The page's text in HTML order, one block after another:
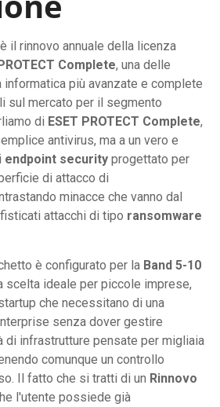
il rinnovo annuale della licenza
Complete, una delle
più avanzate e complete
sul mercato per il segmento
di ESET PROTECT Complete,
antivirus, ma a un vero e
endpoint security progettato per
di attacco di
minacce che vanno dal
attacchi di tipo ransomware
è configurato per la Band 5-10
scelta ideale per piccole imprese,
che necessitano di una
senza dover gestire
infrastrutture pensate per migliaia
comunque un controllo
Il fatto che si tratti di un Rinnovo
l'utente possiede già